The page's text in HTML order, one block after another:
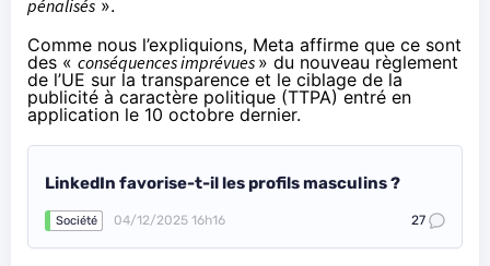
pénalisés ».
Comme nous l’expliquions, Meta affirme que ce sont
des « conséquences imprévues » du nouveau règlement
de l’UE sur la transparence et le ciblage de la
publicité à caractère politique (TTPA) entré en
application le 10 octobre dernier.
LinkedIn favorise-t-il les profils masculins ?
Société 04/12/2025 16h16 27